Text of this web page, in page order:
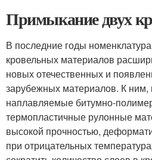
Примыкание двух
В последние годы
кровельных материалов
новых отечественных и
зарубежных материалов. К ним,
наплавляемые битумно-
термопластичные рулонные
высокой прочностью,
при отрицательных